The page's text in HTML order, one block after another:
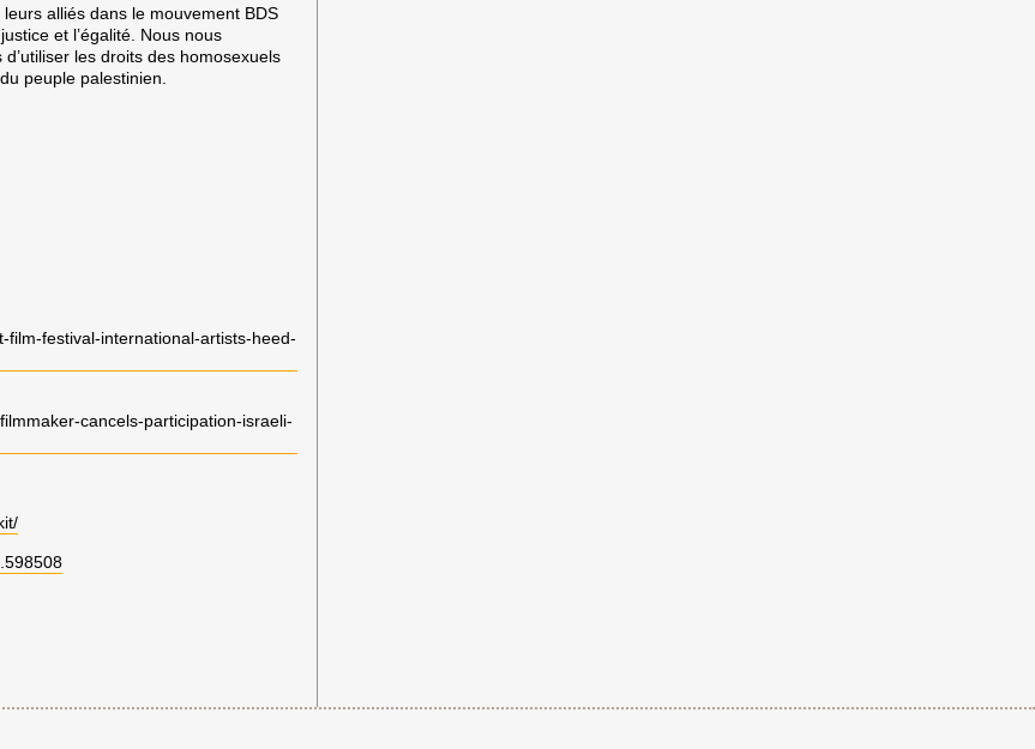
alliés dans le mouvement BDS
et l’égalité. Nous nous
les droits des homosexuels
peuple palestinien.
festival-international-artists-heed-
cancels-participation-israeli-